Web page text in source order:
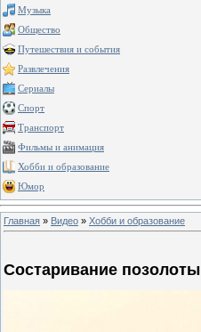
Музыка
Общество
Путешествия и события
Развлечения
Сериалы
Спорт
Транспорт
Фильмы и анимация
Хобби и образование
Юмор
Главная » Видео » Хобби и образование
Состаривание позолоты